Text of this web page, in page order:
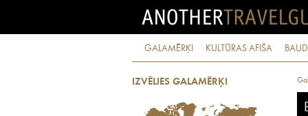
GALAMĒRĶI KULTŪRAS AFIŠA
IZVĒLIES GALAMĒRĶI